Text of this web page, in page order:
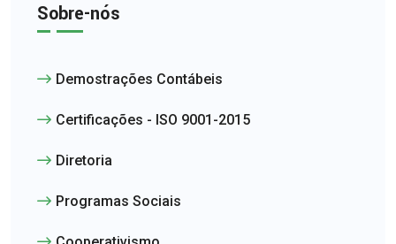
Sobre-nós
Demostrações Contábeis
Certificações - ISO 9001-2015
Diretoria
Programas Sociais